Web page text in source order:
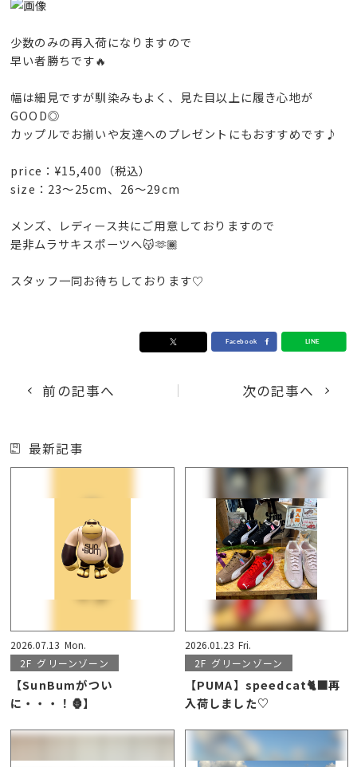
少数のみの再入荷になりますので
早い者勝ちです🔥
幅は細見ですが馴染みもよく、見た目以上に履き心地が
GOOD◎
カップルでお揃いや友達へのプレゼントにもおすすめです♪
price：¥15,400（税込）
size：23～25cm、26～29cm
メンズ、レディース共にご用意しておりますので
是非ムラサキスポーツへ😽🫶🏾
スタッフ一同お待ちしております♡
前の記事へ 次の記事へ
最新記事
2026.07.13 Mon.
2F グリーンゾーン
【SunBumがつい
に・・・！🦍】
2026.01.23 Fri.
2F グリーンゾーン
【PUMA】speedcat🐈‍⬛再
入荷しました♡